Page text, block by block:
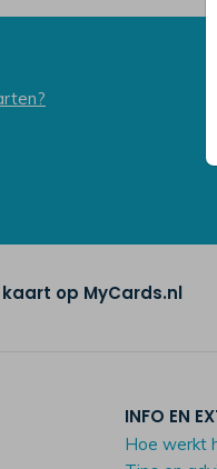
op MyCards.nl
INFO EN
Hoe werkt